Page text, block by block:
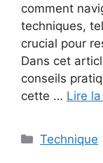
comment
techniques,
crucial pour
Dans cet
conseils
cette … Lire
Catégories
Technique